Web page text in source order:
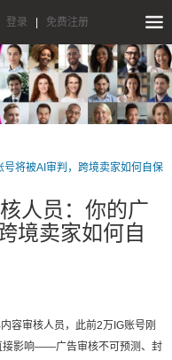
登录 免费注册
将被AI审判，跨境卖家如何自保
人员：你的广
境卖家如何自
容审核人员，此前2万IG账号刚
接影响——广告审核不可预测、封